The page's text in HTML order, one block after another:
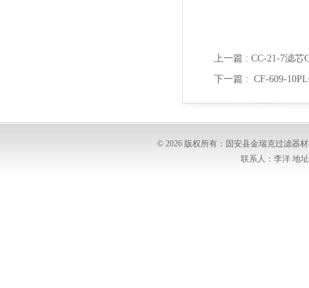
上一篇 : CC-21-7滤芯
下一篇 : CF-609-
© 2026 版权所有：固安县金瑞克过滤器
联系人：李洋 地